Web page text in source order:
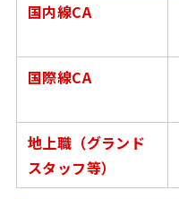
国内線CA
国際線CA
地上職（グランド
スタッフ等）